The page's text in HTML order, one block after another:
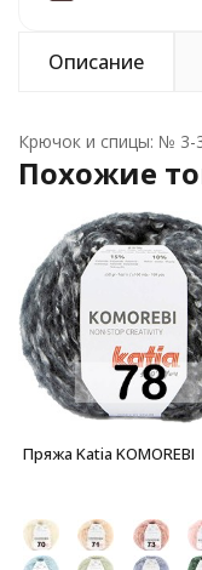
Описание
Крючок и спицы: № 3-
Похожие
Пряжа Katia KOMOREBI